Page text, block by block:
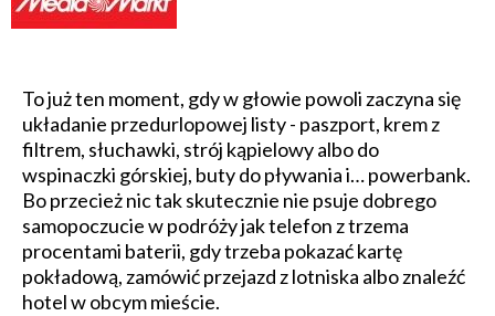
To już ten moment, gdy w głowie powoli zaczyna się
układanie przedurlopowej listy - paszport, krem z
filtrem, słuchawki, strój kąpielowy albo do
wspinaczki górskiej, buty do pływania i… powerbank.
Bo przecież nic tak skutecznie nie psuje dobrego
samopoczucie w podróży jak telefon z trzema
procentami baterii, gdy trzeba pokazać kartę
pokładową, zamówić przejazd z lotniska albo znaleźć
hotel w obcym mieście.